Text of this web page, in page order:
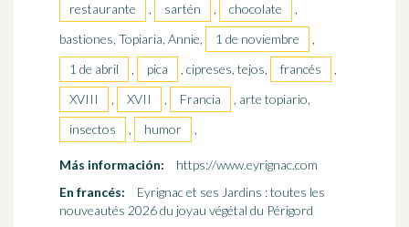
restaurante
, sartén , chocolate
,
bastiones, Topiaria, Annie,
1 de noviembre
,
1 de abril
, pica , cipreses, tejos, francés
,
XVIII
, XVII , Francia
, arte topiario,
insectos
, humor ,
Más información:
https://www.eyrignac.com
En francés:
Eyrignac et ses Jardins : toutes les
nouveautés 2026 du joyau végétal du Périgord